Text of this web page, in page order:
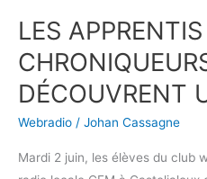
LES APPRENTIS
DÉCOUVRENT
Webradio / Johan Cassagne
Mardi 2 juin, les élèves du club
LES
CHRONIQUEURS
DÉCOUVRENT
UNE